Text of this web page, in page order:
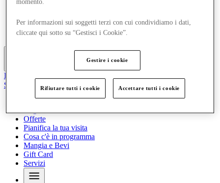
Gift Card
Servizi
Il Club
Salvata
Offerte
Pianifica la tua visita
Cosa c'è in programma
Mangia e Bevi
Gift Card
Servizi
momento.
Per informazioni sui soggetti terzi con cui condividiamo i dati,
cliccate qui sotto su “Gestisci i Cookie”.
Gestire i cookie
Rifiutare tutti i cookie Accettare tutti i cookie